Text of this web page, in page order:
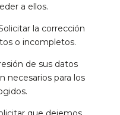
a ellos.
la corrección
o incompletos.
de sus datos
necesarios para los